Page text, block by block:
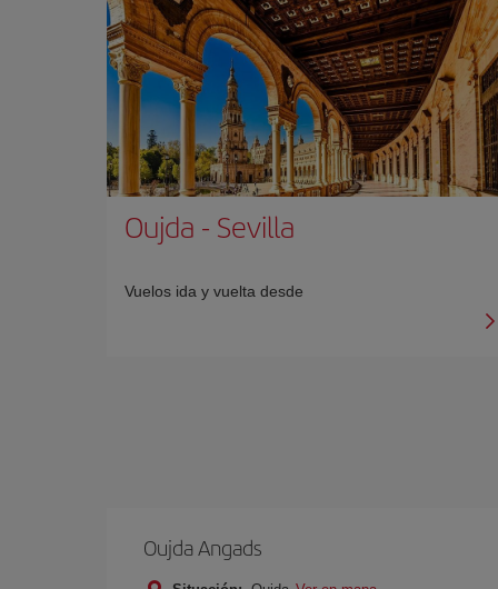
Oujda - Sevilla
Vuelos ida y vuelta desde
Oujda Angads